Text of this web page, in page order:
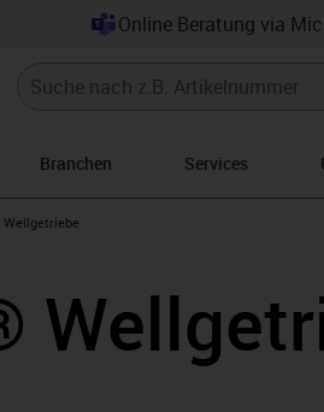
Online Beratung via
Branchen Services
igus-icon-arrow-right
Wellgetriebe